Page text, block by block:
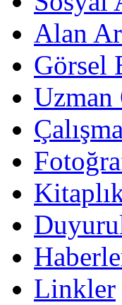
Alan
Görsel
Uzman
Linkler